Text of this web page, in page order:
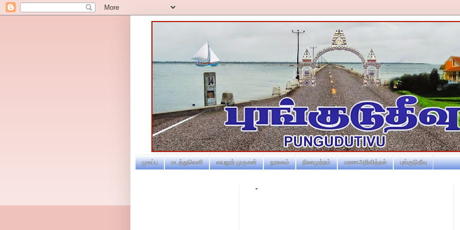
முகப்பு மடத்துவெளி வயலூர் முருகன் நூலகம் நிலாமுற்றம் மரணஅறிவித்தல் புங்குடுதீவு
-